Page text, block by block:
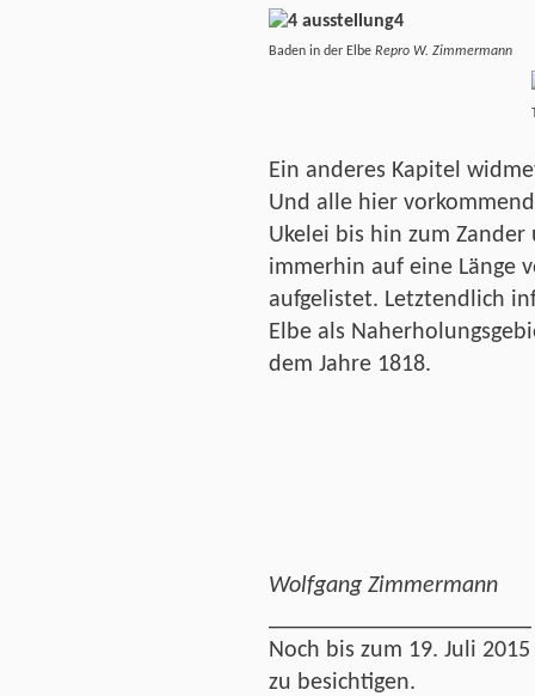
Baden in der Elbe Repro W. Zimmermann
Ein anderes Kapitel
Und alle hier
Ukelei bis hin zum
immerhin auf eine Länge
aufgelistet. Letztendlich
Elbe als
dem Jahre 1818.
Wolfgang Zimmermann
Noch bis zum 19. Juli
zu besichtigen.